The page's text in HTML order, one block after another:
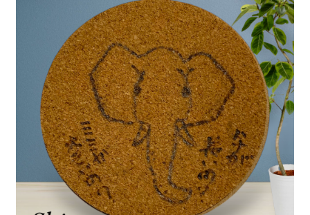
プライバシーポリシー
マイアカウント
取引条件（利用規約）
商品カテゴリー